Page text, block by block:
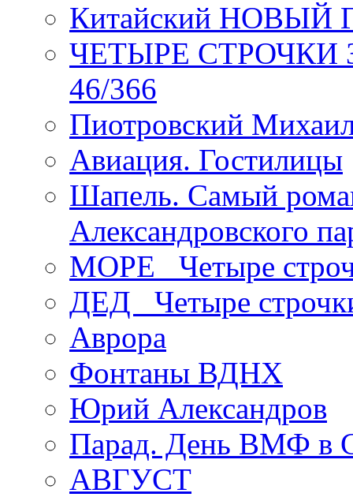
Китайский НОВЫЙ
ЧЕТЫРЕ СТРОЧКИ
46/366
Пиотровский
Авиация. Гостилицы
Шапель. Самый
Александровского
МОРЕ _Четыре
ДЕД _Четыре
Аврора
Фонтаны ВДНХ
Юрий Александров
Парад. День ВМФ в
АВГУСТ